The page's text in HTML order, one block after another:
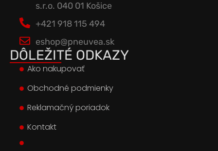
s.r.o. 040 01 Košice
+421 918 115 494
eshop@pneuvea.sk
DÔLEŽITÉ ODKAZY
Ako nakupovať
Obchodné podmienky
Reklamačný poriadok
Kontakt